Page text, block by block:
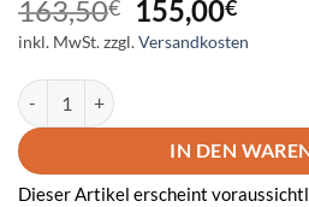
163,50€
Preis
155,00€
Preis
inkl. MwSt.zzgl.Versandkosten
LOGICO PICCOLO - Sachrechnen und
IN DEN
Dieser Artikel erscheint